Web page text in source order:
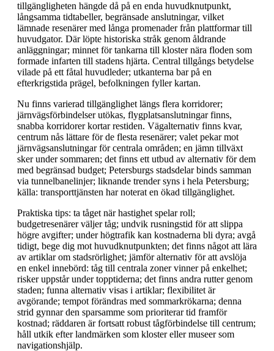
tillgängligheten hängde då på en enda huvudknutpunkt,
långsamma tidtabeller, begränsade anslutningar, vilket
lämnade resenärer med långa promenader från plattformar till
huvudgator. Där löpte historiska stråk genom åldrande
anläggningar; minnet för tankarna till kloster nära floden som
formade infarten till stadens hjärta. Central tillgångs betydelse
vilade på ett fåtal huvudleder; utkanterna bar på en
efterkrigstida prägel, befolkningen fyller kartan.
Nu finns varierad tillgänglighet längs flera korridorer;
järnvägsförbindelser utökas, flygplatsanslutningar finns,
snabba korridorer kortar restiden. Vägalternativ finns kvar,
centrum nås lättare för de flesta resenärer; valet pekar mot
järnvägsanslutningar för centrala områden; en jämn tillväxt
sker under sommaren; det finns ett utbud av alternativ för dem
med begränsad budget; Petersburgs stadsdelar binds samman
via tunnelbanelinjer; liknande trender syns i hela Petersburg;
källa: transporttjänsten har noterat en ökad tillgänglighet.
Praktiska tips: ta tåget när hastighet spelar roll;
budgetresenärer väljer tåg; undvik rusningstid för att slippa
högre avgifter; under högtrafik kan kostnaderna bli dyra; avgå
tidigt, bege dig mot huvudknutpunkten; det finns något att lära
av artiklar om stadsrörlighet; jämför alternativ för att avslöja
en enkel innebörd: tåg till centrala zoner vinner på enkelhet;
risker uppstår under topptiderna; det finns andra rutter genom
staden; funna alternativ visas i artiklar; flexibilitet är
avgörande; tempot förändras med sommarkrökarna; denna
strid gynnar den sparsamme som prioriterar tid framför
kostnad; räddaren är fortsatt robust tågförbindelse till centrum;
håll utkik efter landmärken som kloster eller museer som
navigationshjälp.